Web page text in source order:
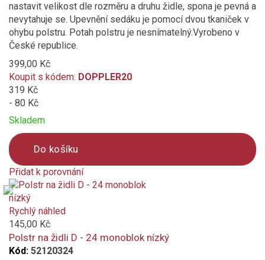
nastavit velikost dle rozměru a druhu židle, spona je pevná a
nevytahuje se. Upevnění sedáku je pomocí dvou tkaniček v
ohybu polstru. Potah polstru je nesnímatelný.Vyrobeno v
České republice.
399,00 Kč
Koupit s kódem: DOPPLER20
319 Kč
- 80 Kč
Skladem
Do košíku
Přidat k porovnání
Product
is
added
to
compare
Rychlý náhled
145,00 Kč
Polstr na židli D - 24 monoblok nízký
Kód: 52120324